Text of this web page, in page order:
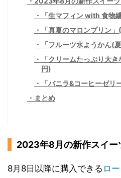
「生マフィン with 食物
「真夏のマロンプリン
「フルーツ水ようかん(
「クリームたっぷり大
円)
「バニラ&コーヒーゼリ
まとめ
2023年8月の新作スイー
8月8日以降に購入できる ロ